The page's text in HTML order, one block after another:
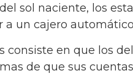
sol naciente, los
un cajero
consiste en que los
de que sus